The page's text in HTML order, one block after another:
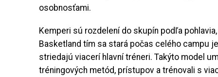
osobnosťami.
Kemperi sú rozdelení do skupín podľa
Basketland tím sa stará počas celého campu
striedajú viacerí hlavní tréneri. Takýto model
tréningových metód, prístupov a trénovali s